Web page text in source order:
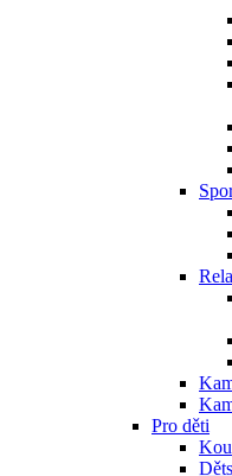
Pro děti